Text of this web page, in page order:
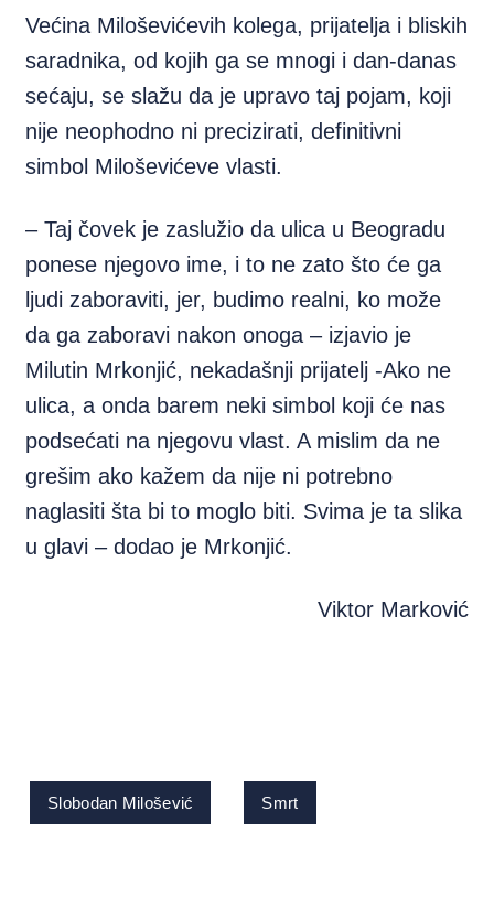
Većina Miloševićevih kolega, prijatelja i bliskih
saradnika, od kojih ga se mnogi i dan-danas
sećaju, se slažu da je upravo taj pojam, koji
nije neophodno ni precizirati, definitivni
simbol Miloševićeve vlasti.
– Taj čovek je zaslužio da ulica u Beogradu
ponese njegovo ime, i to ne zato što će ga
ljudi zaboraviti, jer, budimo realni, ko može
da ga zaboravi nakon onoga – izjavio je
Milutin Mrkonjić, nekadašnji prijatelj -Ako ne
ulica, a onda barem neki simbol koji će nas
podsećati na njegovu vlast. A mislim da ne
grešim ako kažem da nije ni potrebno
naglasiti šta bi to moglo biti. Svima je ta slika
u glavi – dodao je Mrkonjić.
Viktor Marković
Slobodan Milošević Smrt